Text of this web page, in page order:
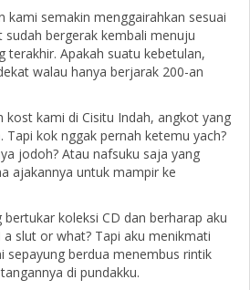
kami semakin menggairahkan sesuai
bergerak kembali menuju
terakhir. Apakah suatu kebetulan,
walau hanya berjarak 200-an
kost kami di Cisitu Indah, angkot yang
kok nggak pernah ketemu yach?
jodoh? Atau nafsuku saja yang
ajakannya untuk mampir ke
koleksi CD dan berharap aku
slut or what? Tapi aku menikmati
sepayung berdua menembus rintik
di pundakku.